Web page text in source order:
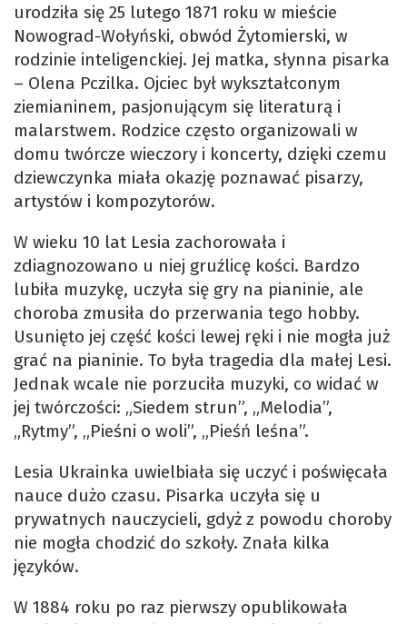
urodziła się 25 lutego 1871 roku w mieście
Nowograd-Wołyński, obwód Żytomierski, w
rodzinie inteligenckiej. Jej matka, słynna pisarka
– Olena Pczilka. Ojciec był wykształconym
ziemianinem, pasjonującym się literaturą i
malarstwem. Rodzice często organizowali w
domu twórcze wieczory i koncerty, dzięki czemu
dziewczynka miała okazję poznawać pisarzy,
artystów i kompozytorów.
W wieku 10 lat Lesia zachorowała i
zdiagnozowano u niej gruźlicę kości. Bardzo
lubiła muzykę, uczyła się gry na pianinie, ale
choroba zmusiła do przerwania tego hobby.
Usunięto jej część kości lewej ręki i nie mogła już
grać na pianinie. To była tragedia dla małej Lesi.
Jednak wcale nie porzuciła muzyki, co widać w
jej twórczości: „Siedem strun”, „Melodia”,
„Rytmy”, „Pieśni o woli”, „Pieśń leśna”.
Lesia Ukrainka uwielbiała się uczyć i poświęcała
nauce dużo czasu. Pisarka uczyła się u
prywatnych nauczycieli, gdyż z powodu choroby
nie mogła chodzić do szkoły. Znała kilka
języków.
W 1884 roku po raz pierwszy opublikowała